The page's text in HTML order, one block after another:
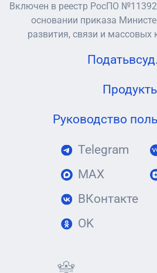
Включен в реестр РосПО №11392
основании приказа
развития, связи и
Руководство
Telegram
MAX
ВКонтакте
OK